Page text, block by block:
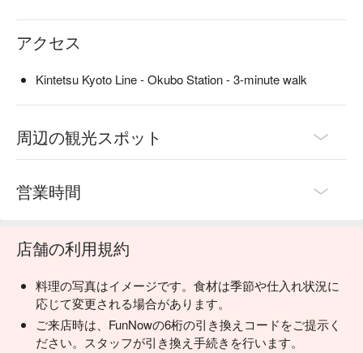
アクセス
Kintetsu Kyoto Line - Okubo Station - 3-minute walk
周辺の観光スポット
営業時間
店舗の利用規約
料理の写真はイメージです。食材は季節や仕入れ状況に
応じて変更される場合があります。
ご来店時は、FunNowの6桁の引き換えコードをご提示く
ださい。スタッフが引き換え手続きを行います。